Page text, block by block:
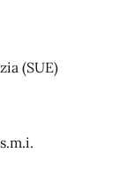
(SUE)